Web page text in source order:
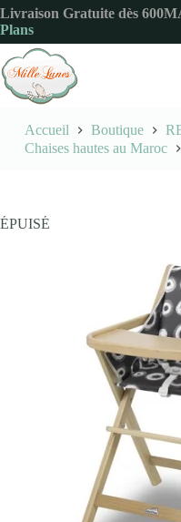
Passer
au
contenu
Livraison Gratuite dès
Plans
Accueil Boutique
Chaises hautes au Maroc
ÉPUISÉ